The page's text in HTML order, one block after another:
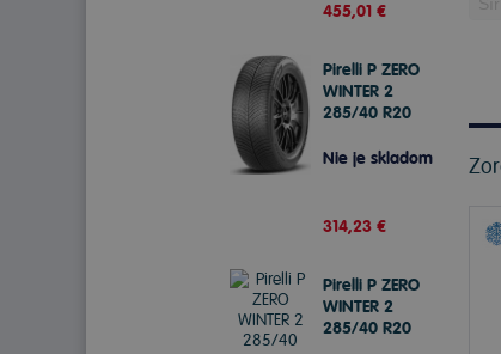
455,01 €
Pirelli P ZERO
WINTER 2
285/40 R20
Nie je skladom
314,23 €
Pirelli P ZERO
WINTER 2
285/40 R20